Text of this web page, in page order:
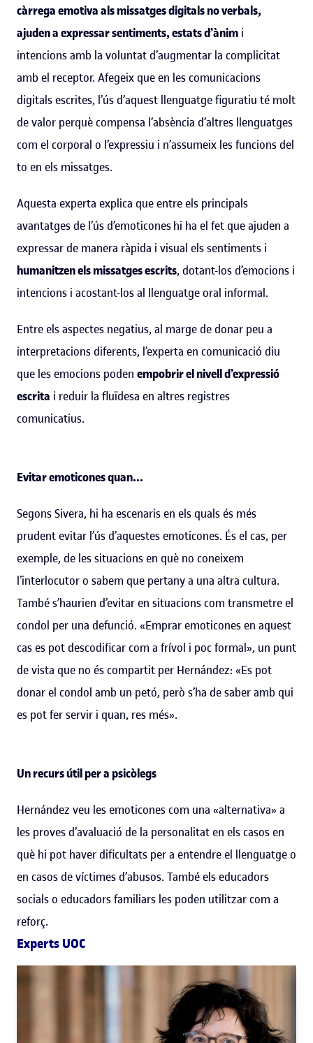
càrrega emotiva als missatges digitals no verbals,
ajuden a expressar sentiments, estats d’ànim i
intencions amb la voluntat d’augmentar la complicitat
amb el receptor. Afegeix que en les comunicacions
digitals escrites, l’ús d’aquest llenguatge figuratiu té molt
de valor perquè compensa l’absència d’altres llenguatges
com el corporal o l’expressiu i n’assumeix les funcions del
to en els missatges.
Aquesta experta explica que entre els principals
avantatges de l’ús d’emoticones hi ha el fet que ajuden a
expressar de manera ràpida i visual els sentiments i
humanitzen els missatges escrits, dotant-los d’emocions i
intencions i acostant-los al llenguatge oral informal.
Entre els aspectes negatius, al marge de donar peu a
interpretacions diferents, l’experta en comunicació diu
que les emocions poden empobrir el nivell d’expressió
escrita i reduir la fluïdesa en altres registres
comunicatius.
Evitar emoticones quan...
Segons Sivera, hi ha escenaris en els quals és més
prudent evitar l’ús d’aquestes emoticones. És el cas, per
exemple, de les situacions en què no coneixem
l’interlocutor o sabem que pertany a una altra cultura.
També s’haurien d’evitar en situacions com transmetre el
condol per una defunció. «Emprar emoticones en aquest
cas es pot descodificar com a frívol i poc formal», un punt
de vista que no és compartit per Hernández: «Es pot
donar el condol amb un petó, però s’ha de saber amb qui
es pot fer servir i quan, res més».
Un recurs útil per a psicòlegs
Hernández veu les emoticones com una «alternativa» a
les proves d’avaluació de la personalitat en els casos en
què hi pot haver dificultats per a entendre el llenguatge o
en casos de víctimes d’abusos. També els educadors
socials o educadors familiars les poden utilitzar com a
reforç.
Experts UOC